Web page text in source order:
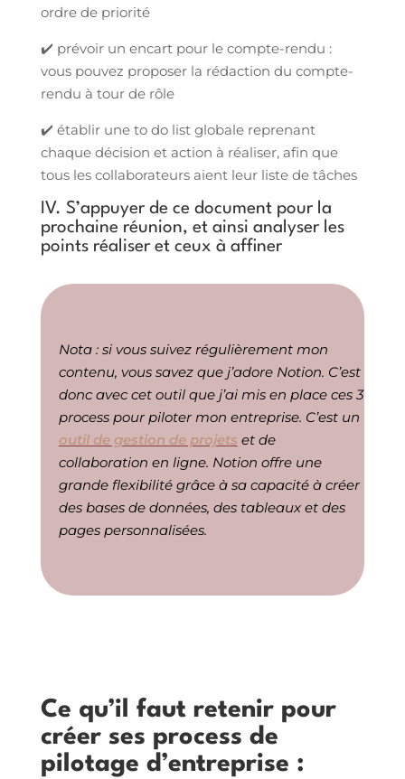
ordre de priorité
✔️ prévoir un encart pour le compte-rendu :
vous pouvez proposer la rédaction du compte-
rendu à tour de rôle
✔️ établir une to do list globale reprenant
chaque décision et action à réaliser, afin que
tous les collaborateurs aient leur liste de tâches
IV. S’appuyer de ce document pour la
prochaine réunion, et ainsi analyser les
points réaliser et ceux à affiner
Nota : si vous suivez régulièrement mon
contenu, vous savez que j’adore Notion. C’est
donc avec cet outil que j’ai mis en place ces 3
process pour piloter mon entreprise. C’est un
outil de gestion de projets et de
collaboration en ligne. Notion offre une
grande flexibilité grâce à sa capacité à créer
des bases de données, des tableaux et des
pages personnalisées.
Ce qu’il faut retenir pour
créer ses process de
pilotage d’entreprise :